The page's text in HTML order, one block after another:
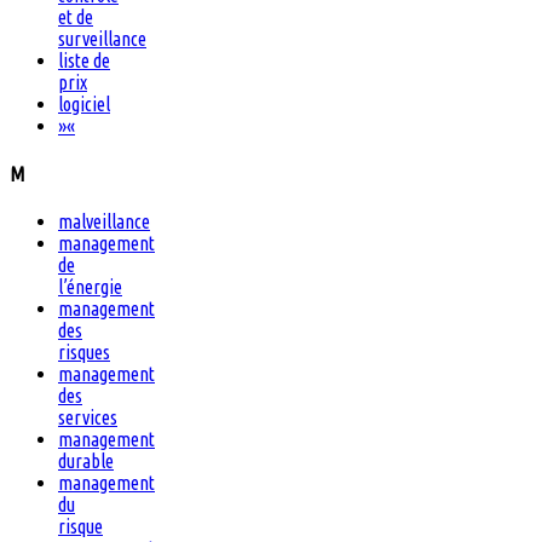
et de
surveillance
liste de
prix
logiciel
»«
M
malveillance
management
de
l’énergie
management
des
risques
management
des
services
management
durable
management
du
risque